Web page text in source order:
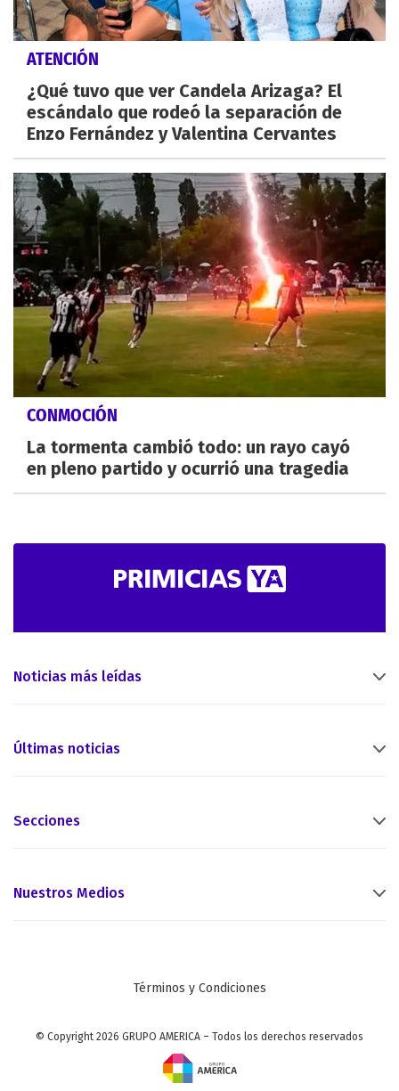
ATENCIÓN
¿Qué tuvo que ver Candela Arizaga? El
escándalo que rodeó la separación de
Enzo Fernández y Valentina Cervantes
CONMOCIÓN
La tormenta cambió todo: un rayo cayó
en pleno partido y ocurrió una tragedia
Noticias más leídas
Últimas noticias
Secciones
Nuestros Medios
Términos y Condiciones
© Copyright 2026 GRUPO AMERICA – Todos los derechos reservados